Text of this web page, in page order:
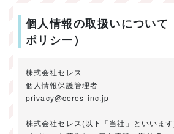
個人情報の取扱いについて
ポリシー）
株式会社セレス
個人情報保護管理者
privacy@ceres-inc.jp
株式会社セレス(以下「当社」といいま